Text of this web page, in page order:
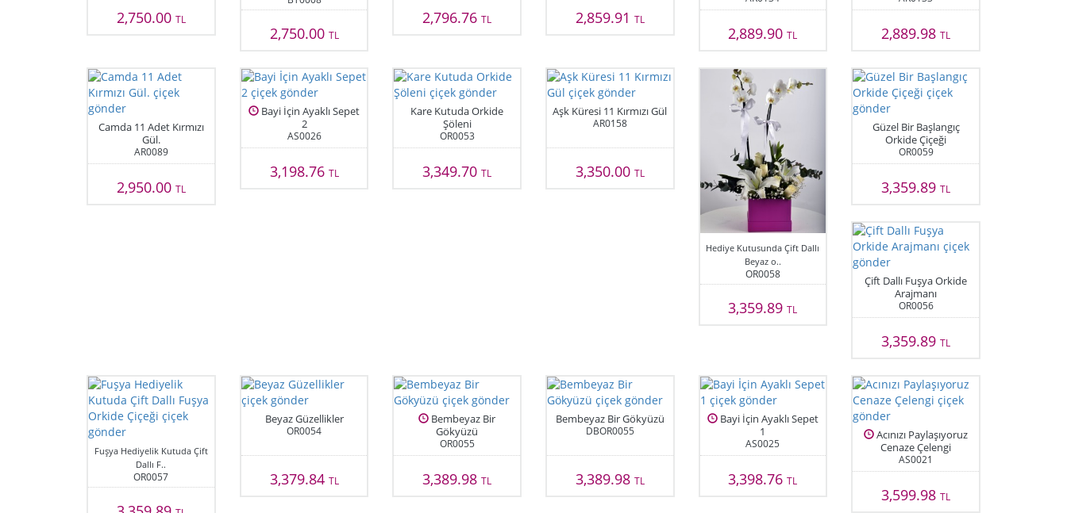
2,750.00 TL
2,750.00 TL
2,796.76TL 2,859.91 TL
2,889.90TL 2,889.98TL
Camda 11 Adet Kırmızı
Gül.
AR0089
2,950.00 TL
Bayi İçin Ayaklı Sepet
2
AS0026
3,198.76 TL
Kare Kutuda Orkide
Şöleni
OR0053
3,349.70TL
Aşk Küresi 11 Kırmızı Gül
AR0158
3,350.00 TL
Hediye Kutusunda Çift Dallı
Beyaz o..
OR0058
3,359.89TL
Güzel Bir Başlangıç
Orkide Çiçeği
OR0059
3,359.89TL
Çift Dallı Fuşya Orkide
Arajmanı
OR0056
3,359.89TL
Fuşya Hediyelik Kutuda Çift
Dallı F..
OR0057
Beyaz Güzellikler
OR0054
3,379.84 TL
Bembeyaz Bir
Gökyüzü
OR0055
3,389.98TL
Bembeyaz Bir Gökyüzü
DBOR0055
3,389.98 TL
Bayi İçin Ayaklı Sepet
1
AS0025
3,398.76TL
Acınızı Paylaşıyoruz
Cenaze Çelengi
AS0021
3,599.98TL